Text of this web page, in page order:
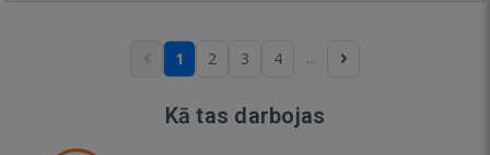
1 2 3 4 ...
Kā tas darbojas